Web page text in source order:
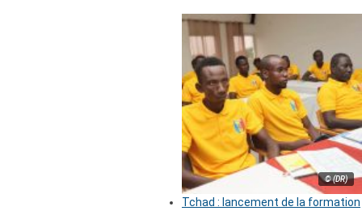
© (DR)
Tchad : lancement de la formation